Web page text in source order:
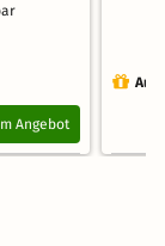
Angebot